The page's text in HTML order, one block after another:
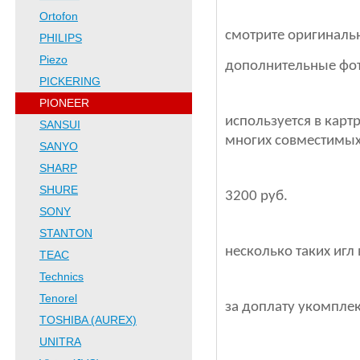
Ortofon
PHILIPS
Piezo
PICKERING
PIONEER
SANSUI
SANYO
SHARP
SHURE
SONY
STANTON
TEAC
Technics
Tenorel
TOSHIBA (AUREX)
UNITRA
смотрите
дополнительные
используется в
многих
3200 руб.
несколько таких
за доплату